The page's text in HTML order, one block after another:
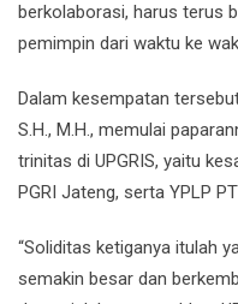
berkolaborasi, harus terus
pemimpin dari waktu ke
Dalam kesempatan
S.H., M.H., memulai
trinitas di UPGRIS, yaitu
PGRI Jateng, serta YPLP
“Soliditas ketiganya itulah
semakin besar dan